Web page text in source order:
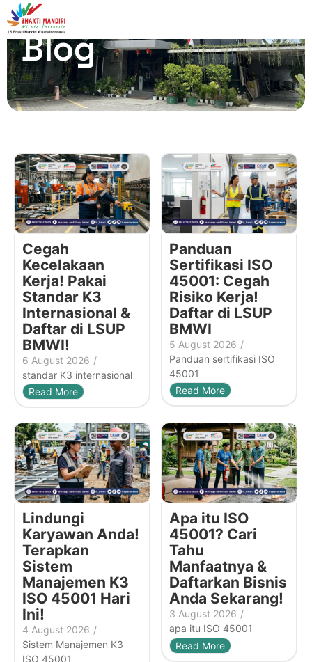
Blog
Cegah
Kecelakaan
Kerja! Pakai
Standar K3
Internasional &
Daftar di LSUP
BMWI!
6 August 2026 /
standar K3 internasional
Read More
Panduan
Sertifikasi ISO
45001: Cegah
Risiko Kerja!
Daftar di LSUP
BMWI
5 August 2026 /
Panduan sertifikasi ISO
45001
Read More
Lindungi
Karyawan Anda!
Terapkan
Sistem
Manajemen K3
ISO 45001 Hari
Ini!
4 August 2026 /
Sistem Manajemen K3
ISO 45001
Apa itu ISO
45001? Cari
Tahu
Manfaatnya &
Daftarkan Bisnis
Anda Sekarang!
3 August 2026 /
apa itu ISO 45001
Read More